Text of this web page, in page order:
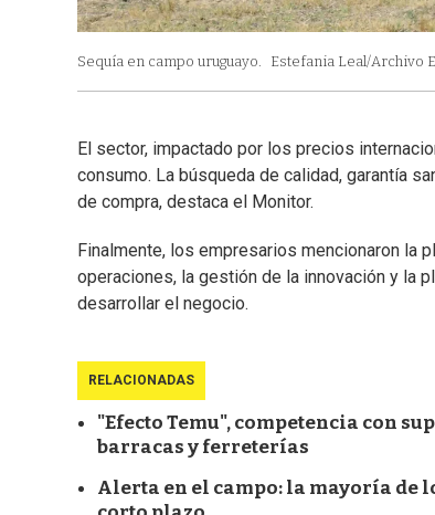
Sequía en campo uruguayo. Estefania Leal/Archivo
El sector, impactado por los precios
consumo. La búsqueda de calidad, garantía
de compra, destaca el Monitor.
Finalmente, los empresarios mencionaron la
operaciones, la gestión de la innovación y la
desarrollar el negocio.
RELACIONADAS
"Efecto Temu", competencia con
barracas y ferreterías
Alerta en el campo: la mayoría de